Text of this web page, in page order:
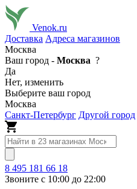
Venok.ru
Доставка Адреса магазинов
Москва
Ваш город - Москва ?
Да
Нет, изменить
Выберите ваш город
Москва
Санкт-Петербург Другой город
8 495 181 66 18
Звоните с 10:00 до 22:00